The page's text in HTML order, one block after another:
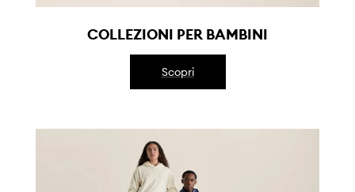
COLLEZIONI PER BAMBINI
Scopri